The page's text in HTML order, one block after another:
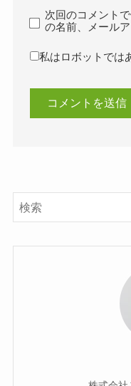
次回のコメント
の名前、メール
私はロボットでは